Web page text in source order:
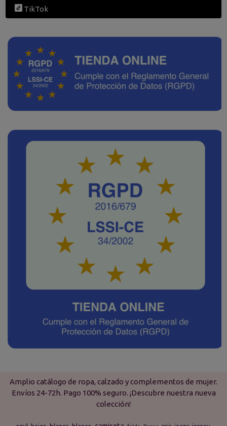
TikTok
Amplio catálogo de ropa, calzado y complementos de mujer.
Envíos 24-72h. Pago 100% seguro. ¡Descubre nuestra nueva
colección!